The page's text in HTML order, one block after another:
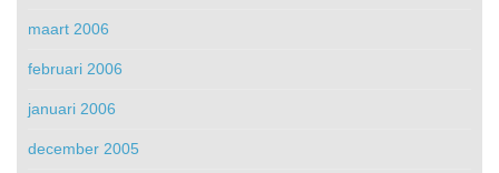
maart 2006
februari 2006
januari 2006
december 2005